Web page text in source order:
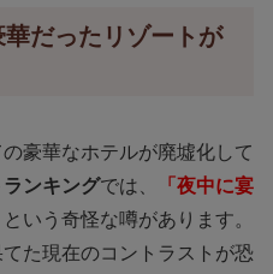
だったリゾートが
豪華なホテルが廃墟化して
ンキングでは、
「夜中に宴
という奇怪な噂があります。
た現在のコントラストが恐